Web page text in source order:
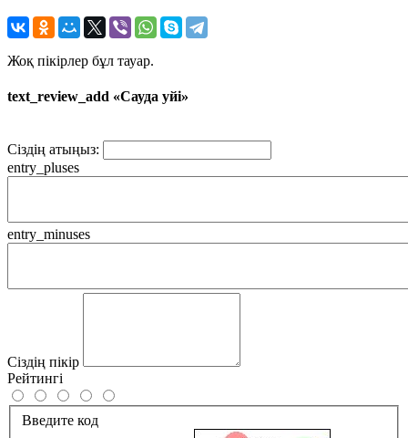
Жоқ пікірлер бұл тауар.
text_review_add «Сауда yйi»
Сіздің атыңыз:
entry_pluses
entry_minuses
Сіздің пікір
Рейтингі
Введите код